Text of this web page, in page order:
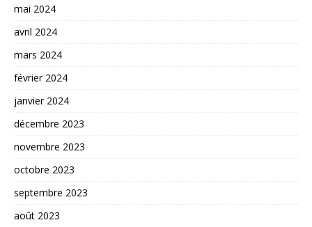
mai 2024
avril 2024
mars 2024
février 2024
janvier 2024
décembre 2023
novembre 2023
octobre 2023
septembre 2023
août 2023